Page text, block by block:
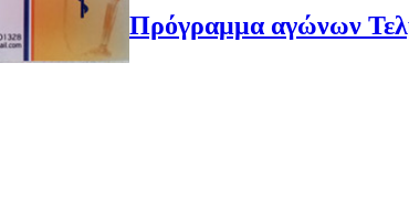
Πρόγραμμα αγώνων